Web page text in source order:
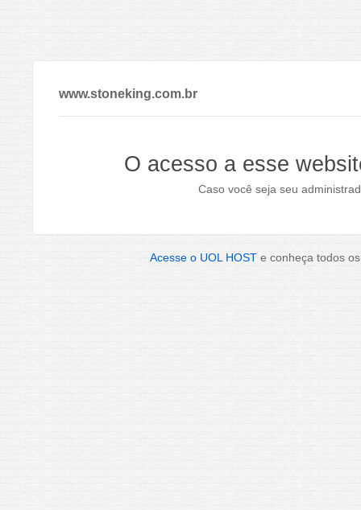
www.stoneking.com.br
O acesso a esse
Caso você seja seu
Acesse o UOL HOST e conheça todos